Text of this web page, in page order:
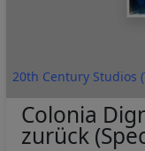
20th Century Studios
Colonia
zurück